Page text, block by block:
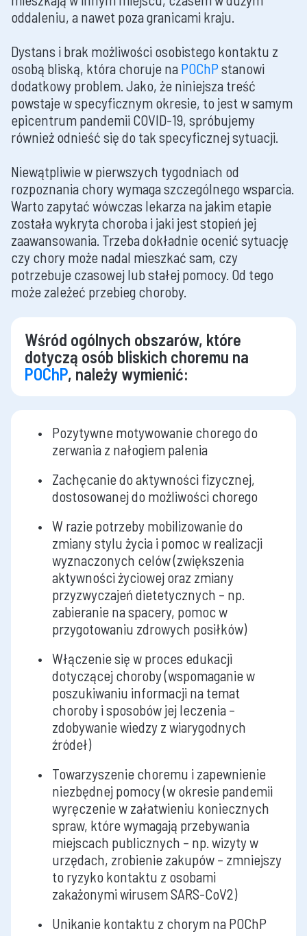
oddaleniu, a nawet poza granicami kraju.
Dystans i brak możliwości osobistego kontaktu z
osobą bliską, która choruje na POChPstanowi
dodatkowy problem. Jako, że niniejsza treść
powstaje w specyficznym okresie, to jest w samym
epicentrum pandemii COVID-19, spróbujemy
również odnieść się do tak specyficznej sytuacji.
Niewątpliwie w pierwszych tygodniach od
rozpoznania chory wymaga szczególnego wsparcia.
Warto zapytać wówczas lekarza na jakim etapie
została wykryta choroba i jaki jest stopień jej
zaawansowania. Trzeba dokładnie ocenić sytuację
czy chory może nadal mieszkać sam, czy
potrzebuje czasowej lub stałej pomocy. Od tego
może zależeć przebieg choroby.
Wśród ogólnych obszarów, które
dotyczą osób bliskich choremu na
POChP, należy wymienić:
Pozytywne motywowanie chorego do
zerwania z nałogiem palenia
Zachęcanie do aktywności fizycznej,
dostosowanej do możliwości chorego
W razie potrzeby mobilizowanie do
zmiany stylu życia i pomoc w realizacji
wyznaczonych celów (zwiększenia
aktywności życiowej oraz zmiany
przyzwyczajeń dietetycznych – np.
zabieranie na spacery, pomoc w
przygotowaniu zdrowych posiłków)
Włączenie się w proces edukacji
dotyczącej choroby (wspomaganie w
poszukiwaniu informacji na temat
choroby i sposobów jej leczenia –
zdobywanie wiedzy z wiarygodnych
źródeł)
Towarzyszenie choremu i zapewnienie
niezbędnej pomocy (w okresie pandemii
wyręczenie w załatwieniu koniecznych
spraw, które wymagają przebywania
miejscach publicznych – np. wizyty w
urzędach, zrobienie zakupów – zmniejszy
to ryzyko kontaktu z osobami
zakażonymi wirusem SARS-CoV2)
Unikanie kontaktu z chorym na POChP